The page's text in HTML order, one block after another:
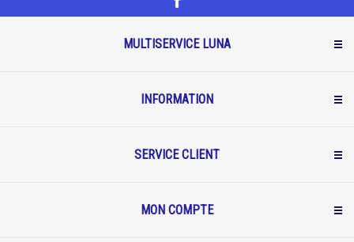
MULTISERVICE LUNA
INFORMATION
SERVICE CLIENT
MON COMPTE